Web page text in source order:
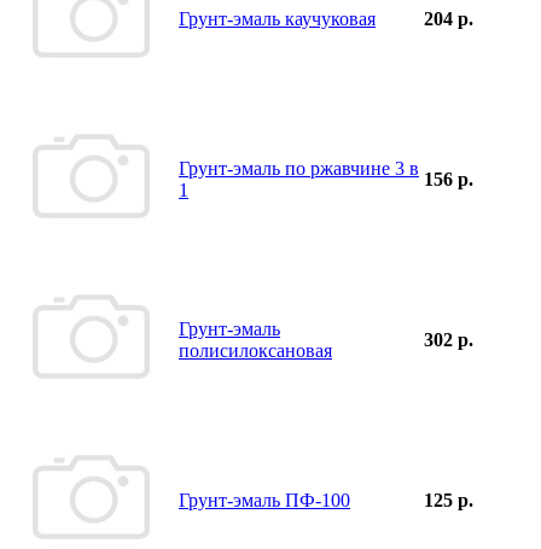
Грунт-эмаль каучуковая 204 р.
Грунт-эмаль по ржавчине 3 в
1
156 р.
Грунт-эмаль
полисилоксановая
302 р.
Грунт-эмаль ПФ-100 125 р.